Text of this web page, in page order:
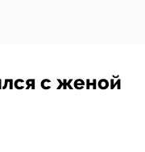
с женой